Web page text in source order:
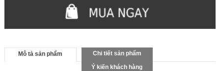
Mô tả sản phẩm
Chi tiết sản phẩm
Ý kiến khách hàng